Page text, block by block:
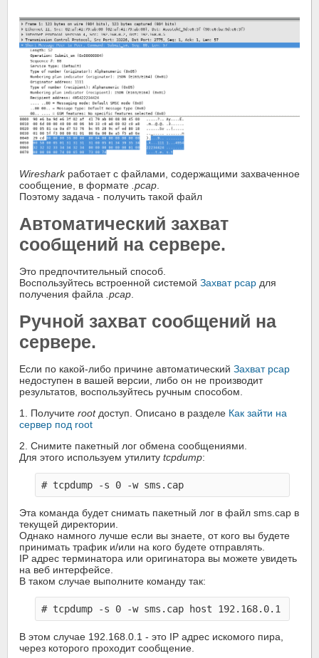
Wiresharkработает с файлами, содержащими захваченное
сообщение, в формате .pcap.
Поэтому задача - получить такой файл
Автоматический захват
сообщений на сервере.
Это предпочтительный способ.
Воспользуйтесь встроенной системой Захват pcap для
получения файла .pcap.
Ручной захват сообщений на
сервере.
Если по какой-либо причине автоматический Захват pcap
недоступен в вашей версии, либо он не производит
результатов, воспользуйтесь ручным способом.
1. Получите rootдоступ. Описано в разделе Как зайти на
сервер под root
2. Снимите пакетный лог обмена сообщениями.
Для этого используем утилиту tcpdump:
Эта команда будет снимать пакетный лог в файл sms.cap в
текущей директории.
Однако намного лучше если вы знаете, от кого вы будете
принимать трафик и/или на кого будете отправлять.
IP адрес терминатора или оригинатора вы можете увидеть
на веб интерфейсе.
В таком случае выполните команду так:
В этом случае 192.168.0.1 - это IP адрес искомого пира,
через которого проходит сообщение.